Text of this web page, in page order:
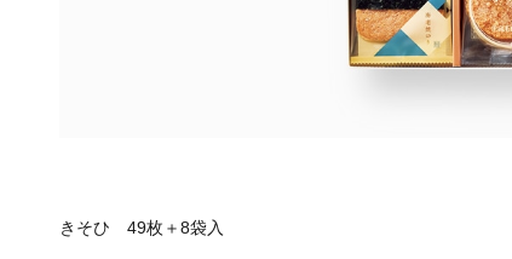
きそひ 49枚＋8袋入